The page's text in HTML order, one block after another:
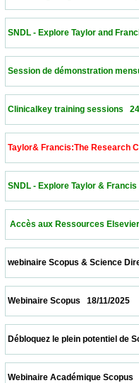
SNDL - Explore Taylor and
Session de
Clinicalkey training
Taylor& Francis:The
SNDL - Explore Taylor &
Accès aux Ressources
webinaire Scopus &
Webinaire Scopus
Débloquez le plein
Webinaire Académique